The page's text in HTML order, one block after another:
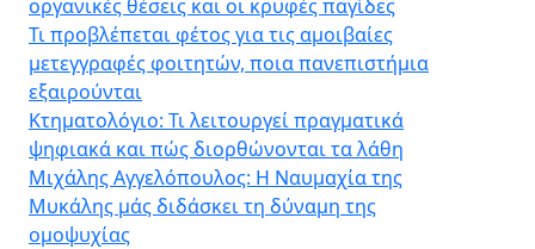
οργανικές θέσεις και οι κρυφές παγίδες
Τι προβλέπεται φέτος για τις αμοιβαίες
μετεγγραφές φοιτητών, ποια πανεπιστήμια
εξαιρούνται
Κτηματολόγιο: Τι λειτουργεί πραγματικά
ψηφιακά και πώς διορθώνονται τα λάθη
Μιχάλης Αγγελόπουλος: Η Ναυμαχία της
Μυκάλης μάς διδάσκει τη δύναμη της
ομοψυχίας